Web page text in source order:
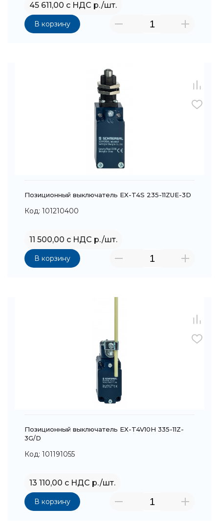
45 611,00 с НДС р./шт.
В корзину
Позиционный выключатель EX-T4S 235-11ZUE-3D
Код: 101210400
11 500,00 с НДС р./шт.
В корзину
Позиционный выключатель EX-T4V10H 335-11Z-
3G/D
Код: 101191055
13 110,00 с НДС р./шт.
В корзину